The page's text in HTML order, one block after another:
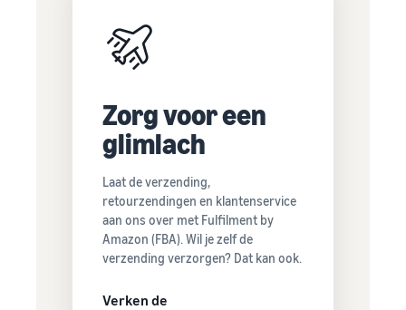
Zorg voor een
glimlach
Laat de verzending,
retourzendingen en klantenservice
aan ons over met Fulfilment by
Amazon (FBA). Wil je zelf de
verzending verzorgen? Dat kan ook.
Verken de